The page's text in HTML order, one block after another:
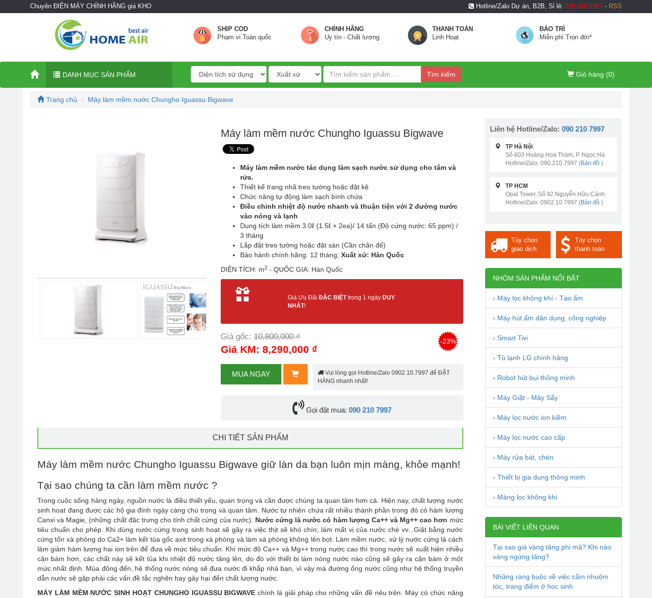
Chuyên ĐIỆN MÁY CHÍNH HÃNG giá KHO Hotline/Zalo Dự án, B2B, Sỉ lẻ: 090 210 7997 - RSS
SHIP COD
Phạm vi Toàn quốc
CHÍNH HÃNG
Uy tín - Chất lượng
THANH TOÁN
Linh Hoạt
BẢO TRÌ
Miễn phí Trọn đời*
DANH MỤC SẢN PHẨM Tìm kiếm Giỏ hàng (0)
Trang chủ Máy làm mềm nước Chungho Iguassu Bigwave
Máy làm mềm nước Chungho Iguassu Bigwave
Máy làm mềm nước tác dụng làm sạch nước sử dụng cho tắm và
rửa.
Thiết kế trang nhã treo tường hoặc đặt kệ
Chức năng tự động làm sạch bình chứa
Điều chỉnh nhiệt độ nước nhanh và thuận tiện với 2 đường nước
vào nóng và lạnh
Dung tích làm mềm 3.0ℓ (1.5ℓ × 2ea)/ 14 tấn (Độ cứng nước: 65 ppm) /
3 tháng
Lắp đặt treo tường hoặc đặt sàn (Cần chân đế)
Bảo hành chính hãng: 12 tháng;Xuất xứ: Hàn Quốc
DIỆN TÍCH: m2 - QUỐC GIA: Hàn Quốc
Giá Ưu Đãi ĐẶC BIỆTtrong 1 ngày DUY
NHẤT!
Giá gốc:10,800,000 ₫
Giá KM: 8,290,000 ₫
-23%
MUA NGAY
Vui lòng gọi Hotline/Zalo 0902.10.7997 để ĐẶT
HÀNG nhanh nhất!
Gọi đặt mua: 090 210 7997
CHI TIẾT SẢN PHẨM
Máy làm mềm nước Chungho Iguassu Bigwave giữ làn da bạn luôn mịn màng, khỏe mạnh!
Tại sao chúng ta cần làm mềm nước ?
Trong cuộc sống hàng ngày, nguồn nước là điều thiết yếu, quan trọng và cần được chúng ta quan tâm hơn cả. Hiện nay, chất lượng nước
sinh hoạt đang được các hộ gia đình ngày càng chú trọng và quan tâm. Nước tự nhiên chứa rất nhiều thành phần trong đó có hàm lượng
Canxi và Magie, (những chất đặc trưng cho tính chất cứng của nước). Nước cứng là nước có hàm lượng Ca++ và Mg++ cao hơn mức
tiêu chuẩn cho phép. Khi dùng nước cứng trong sinh hoạt sẽ gây ra việc thịt sẽ khó chín; làm mất vị của nước chè vv...Giặt bằng nước
cứng tốn xà phòng do Ca2+ làm kết tủa gốc axit trong xà phòng và làm xà phòng không lên bọt. Làm mềm nước, xử lý nước cứng là cách
làm giảm hàm lượng hai ion trên để đưa về mức tiêu chuẩn. Khi mức độ Ca++ và Mg++ trong nước cao thì trong nước sẽ xuất hiện nhiều
cặn bám hơn, các chất này sẽ kết tủa khi nhiệt độ nước tăng lên, do đó với thiết bị làm nóng nước nào cũng sẽ gây ra cặn bám ở một
mức nhất định. Mùa đông đến, hệ thống nước nóng sẽ đưa nước đi khắp nhà bạn, vì vậy mà đường ống nước cũng như hệ thống truyền
dẫn nước sẽ gặp phải các vấn đề tắc nghẽn hay gây hại đến chất lượng nước.
MÁY LÀM MỀM NƯỚC SINH HOẠT CHUNGHO IGUASSU BIGWAVE chính là giải pháp cho những vấn đề nêu trên. Máy có chức năng
Liên hệ Hotline/Zalo: 090 210 7997
TP Hà Nội
Số 603 Hoàng Hoa Thám, P. Ngọc Hà
Hotline/Zalo: 090.210.7997 (Bản đồ)
TP HCM
Opal Tower, Số 92 Nguyễn Hữu Cảnh
Hotline/Zalo: 0902.10.7997 (Bản đồ)
Tùy chọn
giao dịch
Tùy chọn
thanh toán
NHÓM SẢN PHẨM NỔI BẬT
› Máy lọc không khí - Tạo ẩm
› Máy hút ẩm dân dụng, công nghiệp
› Smart Tivi
› Tủ lạnh LG chính hãng
› Robot hút bụi thông minh
› Máy Giặt - Máy Sấy
› Máy lọc nước ion kiềm
› Máy lọc nước cao cấp
› Máy rửa bát, chén
› Thiết bị gia dụng thông minh
› Màng lọc không khí
BÀI VIẾT LIÊN QUAN
Tại sao giá vàng tăng phi mã? Khi nào
vàng ngừng tăng?
Những ràng buộc về việc cấm nhuộm
tóc, trang điểm ở học sinh